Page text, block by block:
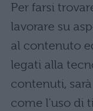
Per farsi
lavorare su
al contenuto
legati alla
contenuti,
come l’uso di